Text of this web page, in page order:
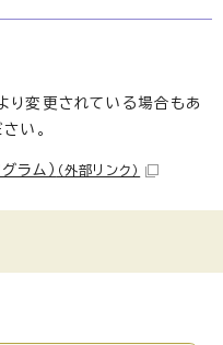
り変更されている場合もあ
い。
ム） （外部リンク）